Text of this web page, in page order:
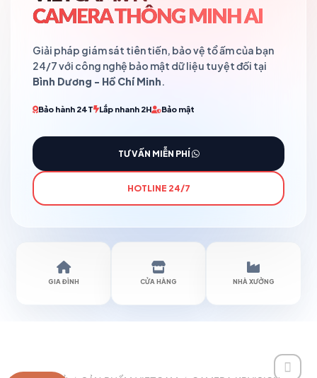
CAMERA THÔNG MINH AI
Giải pháp giám sát tiên tiến, bảo vệ tổ ấm của bạn
24/7 với công nghệ bảo mật dữ liệu tuyệt đối tại
Bình Dương - Hồ Chí Minh.
Bảo hành 24T Lắp nhanh 2H Bảo mật
TƯ VẤN MIỄN PHÍ
HOTLINE 24/7
GIA ĐÌNH CỬA HÀNG NHÀ XƯỞNG